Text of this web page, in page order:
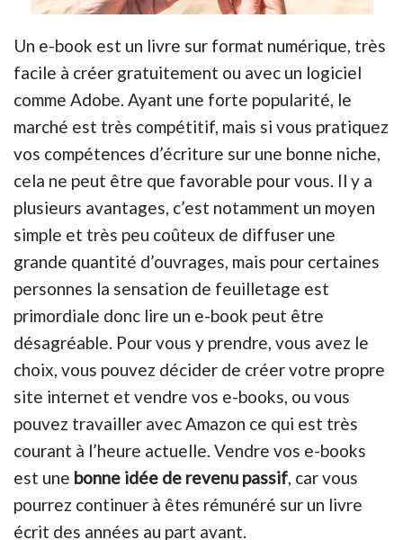
Un e-book est un livre sur format numérique, très
facile à créer gratuitement ou avec un logiciel
comme Adobe. Ayant une forte popularité, le
marché est très compétitif, mais si vous pratiquez
vos compétences d’écriture sur une bonne niche,
cela ne peut être que favorable pour vous. Il y a
plusieurs avantages, c’est notamment un moyen
simple et très peu coûteux de diffuser une
grande quantité d’ouvrages, mais pour certaines
personnes la sensation de feuilletage est
primordiale donc lire un e-book peut être
désagréable. Pour vous y prendre, vous avez le
choix, vous pouvez décider de créer votre propre
site internet et vendre vos e-books, ou vous
pouvez travailler avec Amazon ce qui est très
courant à l’heure actuelle. Vendre vos e-books
est une bonne idée de revenu passif, car vous
pourrez continuer à êtes rémunéré sur un livre
écrit des années au part avant.